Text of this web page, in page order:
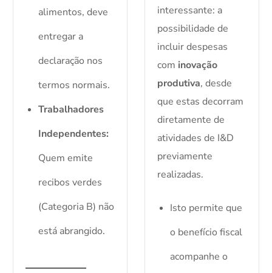
alimentos, deve
entregar a
declaração nos
termos normais.
Trabalhadores
Independentes:
Quem emite
recibos verdes
(Categoria B) não
está abrangido.
interessante: a
possibilidade de
incluir despesas
com inovação
produtiva, desde
que estas decorram
diretamente de
atividades de I&D
previamente
realizadas.
Isto permite que
o benefício fiscal
acompanhe o